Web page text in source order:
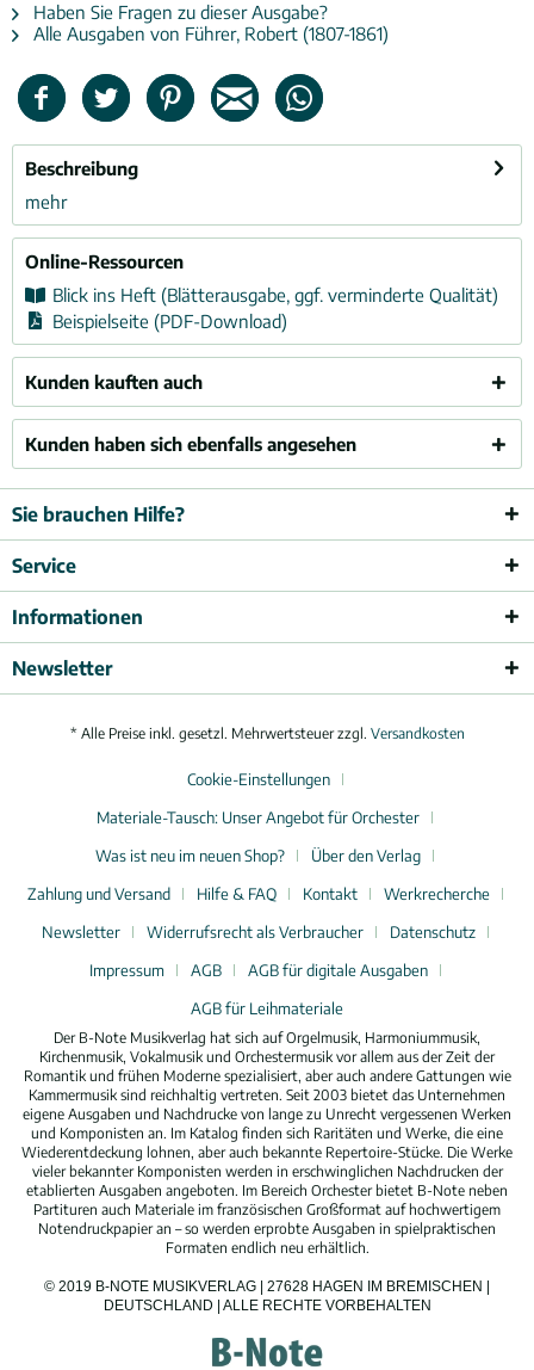
Haben Sie Fragen zu dieser Ausgabe?
Alle Ausgaben von Führer, Robert (1807-1861)
Beschreibung
mehr
Online-Ressourcen
Blick ins Heft (Blätterausgabe, ggf. verminderte Qualität)
Beispielseite (PDF-Download)
Kunden kauften auch
Kunden haben sich ebenfalls angesehen
Sie brauchen Hilfe?
Service
Informationen
Newsletter
* Alle Preise inkl. gesetzl. Mehrwertsteuer zzgl. Versandkosten
Cookie-Einstellungen
Materiale-Tausch: Unser Angebot für Orchester
Was ist neu im neuen Shop?
Über den Verlag
Zahlung und Versand
Hilfe & FAQ Kontakt
Werkrecherche
Newsletter
Widerrufsrecht als Verbraucher
Datenschutz
Impressum
AGB
AGB für digitale Ausgaben
AGB für Leihmateriale
Der B-Note Musikverlag hat sich auf Orgelmusik, Harmoniummusik,
Kirchenmusik, Vokalmusik und Orchestermusik vor allem aus der Zeit der
Romantik und frühen Moderne spezialisiert, aber auch andere Gattungen wie
Kammermusik sind reichhaltig vertreten. Seit 2003 bietet das Unternehmen
eigene Ausgaben und Nachdrucke von lange zu Unrecht vergessenen Werken
und Komponisten an. Im Katalog finden sich Raritäten und Werke, die eine
Wiederentdeckung lohnen, aber auch bekannte Repertoire-Stücke. Die Werke
vieler bekannter Komponisten werden in erschwinglichen Nachdrucken der
etablierten Ausgaben angeboten. Im Bereich Orchester bietet B-Note neben
Partituren auch Materiale im französischen Großformat auf hochwertigem
Notendruckpapier an – so werden erprobte Ausgaben in spielpraktischen
Formaten endlich neu erhältlich.
© 2019 B-NOTE MUSIKVERLAG | 27628 HAGEN IM BREMISCHEN |
DEUTSCHLAND | ALLE RECHTE VORBEHALTEN